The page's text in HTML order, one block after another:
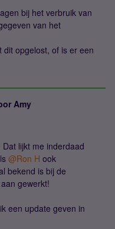
bij het verbruik van
van het
dit opgelost, of is er een
Amy
lijkt me inderdaad
@Ron H ook
bekend is bij de
gewerkt!
een update geven in